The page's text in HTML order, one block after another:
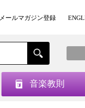
メールマガジン登録
音楽教則